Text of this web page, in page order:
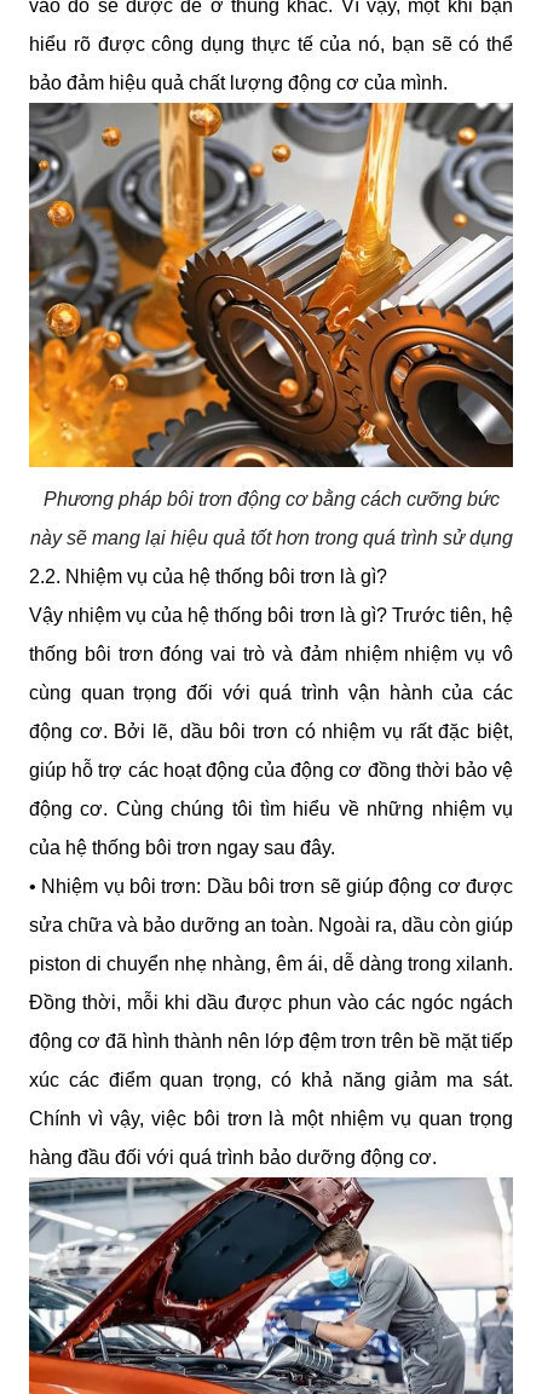
vào đó sẽ được để ở thùng khác. Vì vậy, một khi bạn
hiểu rõ được công dụng thực tế của nó, bạn sẽ có thể
bảo đảm hiệu quả chất lượng động cơ của mình.
Phương pháp bôi trơn động cơ bằng cách cưỡng bức
này sẽ mang lại hiệu quả tốt hơn trong quá trình sử dụng
2.2. Nhiệm vụ của hệ thống bôi trơn là gì?
Vậy nhiệm vụ của hệ thống bôi trơn là gì? Trước tiên, hệ
thống bôi trơn đóng vai trò và đảm nhiệm nhiệm vụ vô
cùng quan trọng đối với quá trình vận hành của các
động cơ. Bởi lẽ, dầu bôi trơn có nhiệm vụ rất đặc biệt,
giúp hỗ trợ các hoạt động của động cơ đồng thời bảo vệ
động cơ. Cùng chúng tôi tìm hiểu về những nhiệm vụ
của hệ thống bôi trơn ngay sau đây.
• Nhiệm vụ bôi trơn: Dầu bôi trơn sẽ giúp động cơ được
sửa chữa và bảo dưỡng an toàn. Ngoài ra, dầu còn giúp
piston di chuyển nhẹ nhàng, êm ái, dễ dàng trong xilanh.
Đồng thời, mỗi khi dầu được phun vào các ngóc ngách
động cơ đã hình thành nên lớp đệm trơn trên bề mặt tiếp
xúc các điểm quan trọng, có khả năng giảm ma sát.
Chính vì vậy, việc bôi trơn là một nhiệm vụ quan trọng
hàng đầu đối với quá trình bảo dưỡng động cơ.